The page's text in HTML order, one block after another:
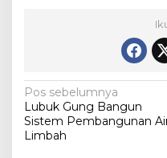
N
a
v
Pos sebelumnya
Lubuk Gung Bangun
Sistem Pembangunan
Limbah